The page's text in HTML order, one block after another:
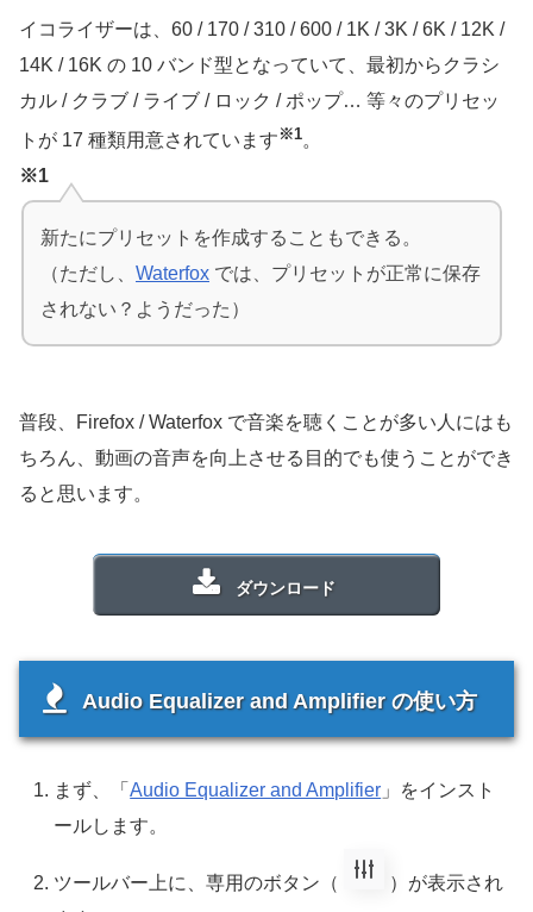
イコライザーは、60 / 170 / 310 / 600 / 1K / 3K / 6K / 12K /
14K / 16K の 10 バンド型となっていて、最初からクラシ
カル / クラブ / ライブ / ロック / ポップ… 等々のプリセッ
トが 17 種類用意されています ※1。
※1
新たにプリセットを作成することもできる。
（ただし、 Waterfox では、プリセットが正常に保存
されない？ようだった）
普段、Firefox / Waterfox で音楽を聴くことが多い人にはも
ちろん、動画の音声を向上させる目的でも使うことができ
ると思います。
ダウンロード
Audio Equalizer and Amplifier の使い方
まず、「Audio Equalizer and Amplifier 」をインスト
ールします。
ツールバー上に、専用のボタン（
）が表示され